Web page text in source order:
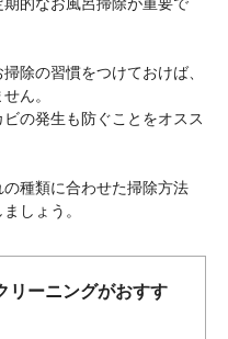
除の習慣をつけておけば、
ん。
の発生も防ぐことをオスス
種類に合わせた掃除方法
しょう。
リーニングがおすす